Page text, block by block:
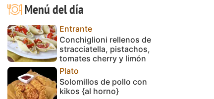
Menú del día
Entrante
Conchiglioni rellenos de
stracciatella, pistachos,
tomates cherry y limón
Plato
Solomillos de pollo con
kikos {al horno}